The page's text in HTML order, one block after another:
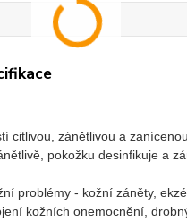
citlivou, zánětlivou a
pokožku desinfikuje a
problémy - kožní záněty,
kožních onemocnění,